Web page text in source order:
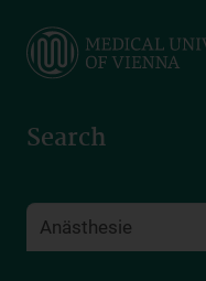
main
Search